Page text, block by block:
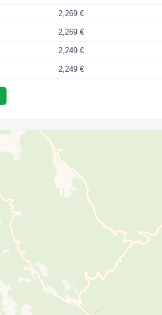
2,269 €
2,269 €
2,249 €
2,249 €